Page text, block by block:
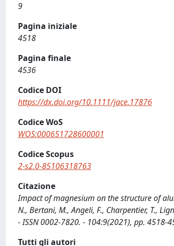
9
Pagina iniziale
4518
Pagina finale
4536
Codice DOI
https://dx.doi.org/10.1111/jace.17876
Codice WoS
WOS:000651728600001
Codice Scopus
2-s2.0-85106318763
Citazione
Impact of magnesium on the structure of
N., Bertani, M., Angeli, F., Charpentier, T.,
- ISSN 0002-7820. - 104:9(2021), pp. 4518-
Tutti gli autori